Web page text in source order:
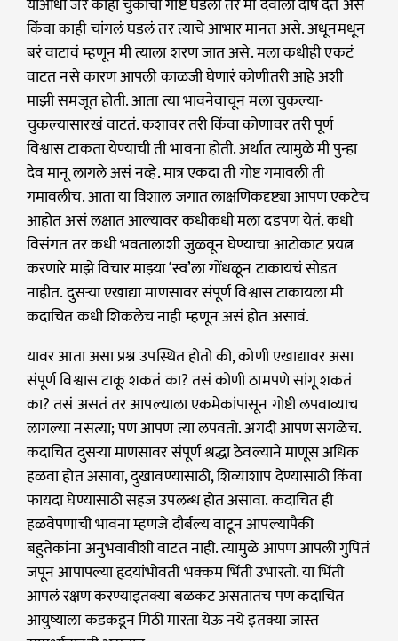
याआधी जर काही चुकीची गोष्ट घडली तर मी देवाला दोष देत असे
किंवा काही चांगलं घडलं तर त्याचे आभार मानत असे. अधूनमधून
बरं वाटावं म्हणून मी त्याला शरण जात असे. मला कधीही एकटं
वाटत नसे कारण आपली काळजी घेणारं कोणीतरी आहे अशी
माझी समजूत होती. आता त्या भावनेवाचून मला चुकल्या-
चुकल्यासारखं वाटतं. कशावर तरी किंवा कोणावर तरी पूर्ण
विश्वास टाकता येण्याची ती भावना होती. अर्थात त्यामुळे मी पुन्हा
देव मानू लागले असं नव्हे. मात्र एकदा ती गोष्ट गमावली ती
गमावलीच. आता या विशाल जगात लाक्षणिकदृष्ट्या आपण एकटेच
आहोत असं लक्षात आल्यावर कधीकधी मला दडपण येतं. कधी
विसंगत तर कधी भवतालाशी जुळवून घेण्याचा आटोकाट प्रयत्न
करणारे माझे विचार माझ्या ‘स्व’ला गोंधळून टाकायचं सोडत
नाहीत. दुसऱ्या एखाद्या माणसावर संपूर्ण विश्वास टाकायला मी
कदाचित कधी शिकलेच नाही म्हणून असं होत असावं.
यावर आता असा प्रश्न उपस्थित होतो की, कोणी एखाद्यावर असा
संपूर्ण विश्वास टाकू शकतं का? तसं कोणी ठामपणे सांगू शकतं
का? तसं असतं तर आपल्याला एकमेकांपासून गोष्टी लपवाव्याच
लागल्या नसत्या; पण आपण त्या लपवतो. अगदी आपण सगळेच.
कदाचित दुसऱ्या माणसावर संपूर्ण श्रद्धा ठेवल्याने माणूस अधिक
हळवा होत असावा, दुखावण्यासाठी, शिव्याशाप देण्यासाठी किंवा
फायदा घेण्यासाठी सहज उपलब्ध होत असावा. कदाचित ही
हळवेपणाची भावना म्हणजे दौर्बल्य वाटून आपल्यापैकी
बहुतेकांना अनुभवावीशी वाटत नाही. त्यामुळे आपण आपली गुपितं
जपून आपापल्या हृदयांभोवती भक्कम भिंती उभारतो. या भिंती
आपलं रक्षण करण्याइतक्या बळकट असतातच पण कदाचित
आयुष्याला कडकडून मिठी मारता येऊ नये इतक्या जास्त